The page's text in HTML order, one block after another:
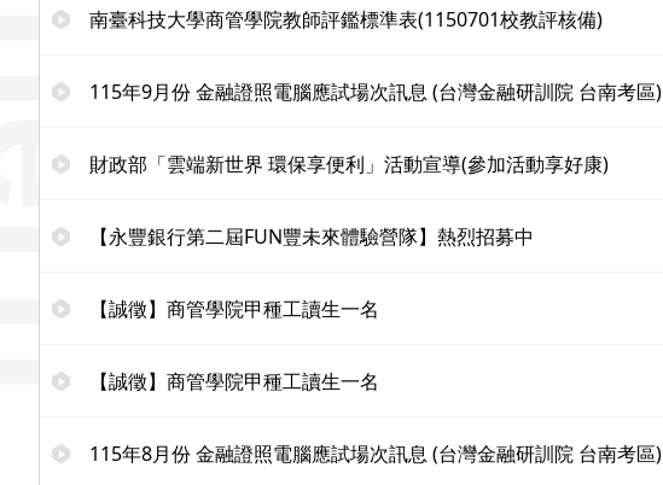
南臺科技大學商管學院教師評鑑標準表(1150701校教評核備)
115年9月份 金融證照電腦應試場次訊息 (台灣金融研訓院 台南考區)
財政部「雲端新世界 環保享便利」活動宣導(參加活動享好康)
【永豐銀行第二屆FUN豐未來體驗營隊】熱烈招募中
【誠徵】商管學院甲種工讀生一名
【誠徵】商管學院甲種工讀生一名
115年8月份 金融證照電腦應試場次訊息 (台灣金融研訓院 台南考區)